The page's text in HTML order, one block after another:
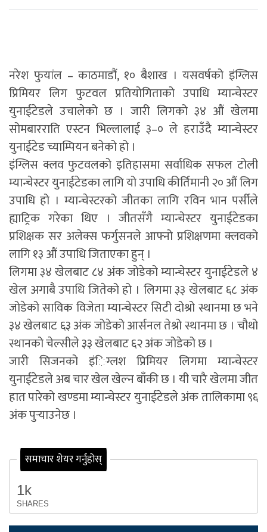
नरेश फुयांल – काठमाडौं, १० बैशाख । यसवर्षको इंग्लिस
प्रिमियर लिग फुटवल प्रतियोगिताको उपाधि म्यान्चेस्टर
युनाईटेडले उचालेको छ । जारी लिगको ३४ औं खेलमा
सोमबारराति एस्टन भिल्लालाई ३–० ले हराउँदै म्यान्चेस्टर
युनाईटेड च्याम्पियन बनेको हो ।
इंग्लिस क्लव फुटवलको इतिहासमा सर्वाधिक सफल टोली
म्यान्चेस्टर युनाईटेडका लागि यो उपाधि कीर्तिमानी २० औं लिग
उपाधि हो । म्यान्चेस्टरको जीतका लागि रविन भान पर्सीले
ह्याट्रिक गरेका थिए । जीतसँगै म्यान्चेस्टर युनाईटेडका
प्रशिक्षक सर अलेक्स फर्गुसनले आफ्नो प्रशिक्षणमा क्लवको
लागि १३ औं उपाधि जिताएका हुन् ।
लिगमा ३४ खेलबाट ८४ अंक जोडेको म्यान्चेस्टर युनाईटेडले ४
खेल अगाबै उपाधि जितेको हो । लिगमा ३३ खेलबाट ६८ अंक
जोडेको साविक विजेता म्यान्चेस्टर सिटी दोश्रो स्थानमा छ भने
३४ खेलबाट ६३ अंक जोडेको आर्सनल तेश्रो स्थानमा छ । चौथो
स्थानको चेल्सीले ३३ खेलबाट ६२ अंक जोडेको छ ।
जारी सिजनको इंिग्लश प्रिमियर लिगमा म्यान्चेस्टर
युनाईटेडले अब चार खेल खेल्न बाँकी छ । यी चारै खेलमा जीत
हात पारेको खण्डमा म्यान्चेस्टर युनाईटेडले अंक तालिकामा ९६
अंक पुर्‍याउनेछ ।
समाचार शेयर गर्नुहोस्
1k
SHARES